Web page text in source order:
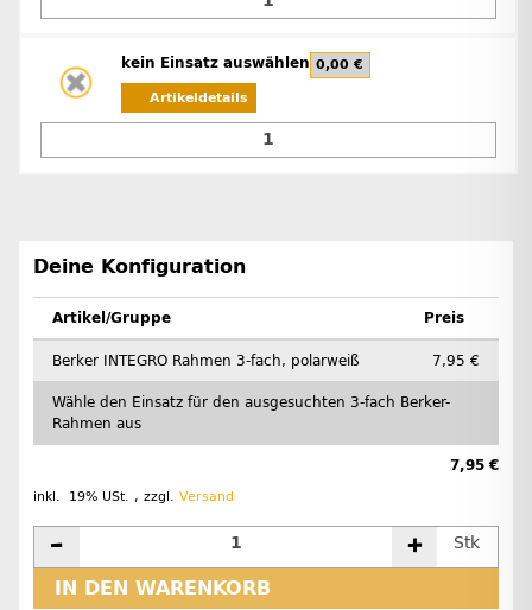
kein Einsatz auswählen 0,00 €
Artikeldetails
Deine Konfiguration
Artikel/Gruppe Preis
Berker INTEGRO Rahmen 3-fach, polarweiß 7,95 €
Wähle den Einsatz für den ausgesuchten 3-fach Berker-
Rahmen aus
7,95 €
inkl. 19% USt. , zzgl. Versand
Stk
IN DEN WARENKORB